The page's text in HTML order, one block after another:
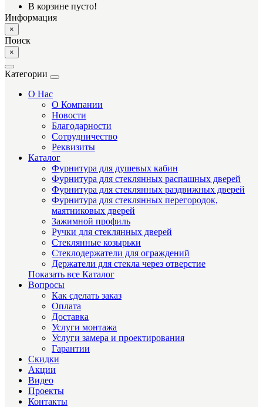
В корзине пусто!
Информация
×
Поиск
×
Категории
О Нас
О Компании
Новости
Благодарности
Сотрудничество
Реквизиты
Каталог
Фурнитура для душевых кабин
Фурнитура для стеклянных распашных дверей
Фурнитура для стеклянных раздвижных дверей
Фурнитура для стеклянных перегородок,
маятниковых дверей
Зажимной профиль
Ручки для стеклянных дверей
Стеклянные козырьки
Стеклодержатели для ограждений
Держатели для стекла через отверстие
Показать все Каталог
Вопросы
Как сделать заказ
Оплата
Доставка
Услуги монтажа
Услуги замера и проектирования
Гарантии
Скидки
Акции
Видео
Проекты
Контакты